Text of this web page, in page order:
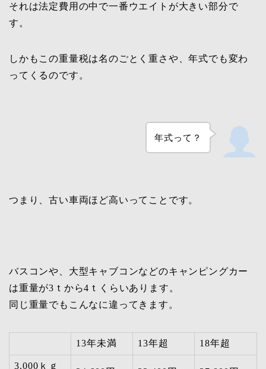
それは法定費用の中で一番ウエイトが大きい部分で
す。
しかもこの重量税は名のごとく重さや、年式でも変わ
ってくるのです。
年式って？
つまり、古い車両ほど高いってことです。
バスコンや、大型キャブコンなどのキャンピングカー
は重量が3ｔから4ｔくらいあります。
同じ重量でもこんなに違ってきます。
13年未満 13年超 18年超
3.000ｋｇ